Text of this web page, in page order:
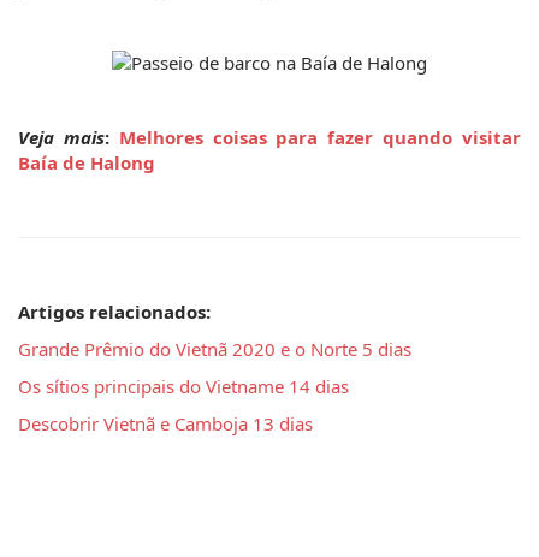
Veja mais: Melhores coisas para fazer quando visitar
Baía de Halong
Artigos relacionados:
Grande Prêmio do Vietnã 2020 e o Norte 5 dias
Os sítios principais do Vietname 14 dias
Descobrir Vietnã e Camboja 13 dias